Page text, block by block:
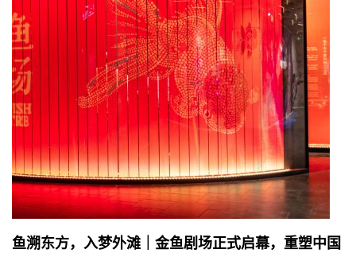
鱼溯东方，入梦外滩｜金鱼剧场正式启幕，重塑中国